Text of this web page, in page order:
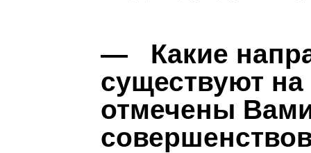
— Какие
существуют
отмечены